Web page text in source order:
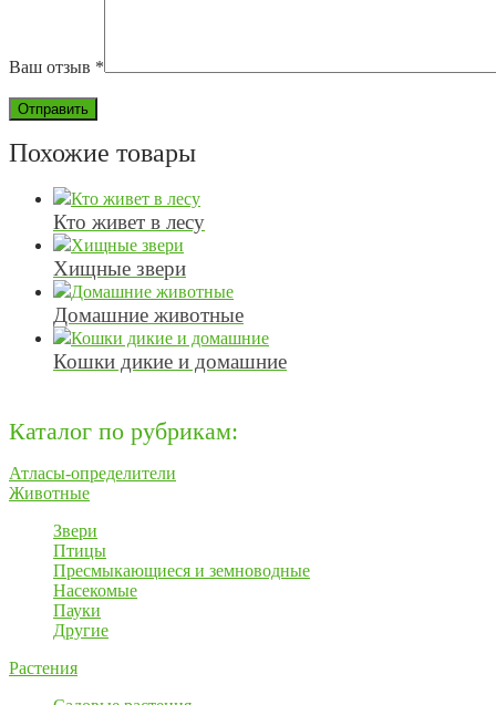
Ваш отзыв *
Похожие товары
Кто живет в лесу
Хищные звери
Домашние животные
Кошки дикие и домашние
Каталог по рубрикам:
Атласы-определители
Животные
Звери
Птицы
Пресмыкающиеся и земноводные
Насекомые
Пауки
Другие
Растения